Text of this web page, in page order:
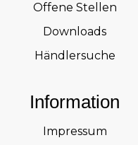
Offene Stellen
Downloads
Händlersuche
Information
Impressum